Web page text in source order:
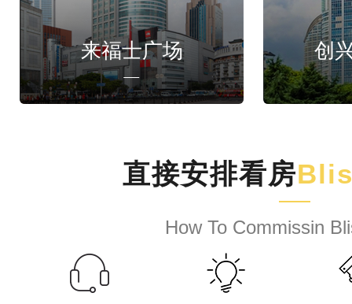
来福士广场 创
直接安排看房
How To Commissin